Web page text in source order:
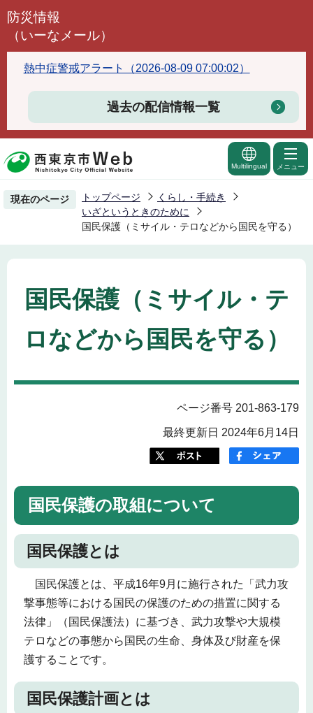
こ
頭
で
防災情報
（いーなメール）
熱中症警戒アラート（2026-08-09 07:00:02）
過去の配信情報一覧
Multilingual メニュー
現在のページ トップページ
くらし・手続き
いざというときのために
国民保護（ミサイル・テロなどから国民を守る）
国民保護（ミサイル・テ
ロなどから国民を守る）
ページ番号 201-863-179
最終更新日 2024年6月14日
国民保護の取組について
国民保護とは
国民保護とは、平成16年9月に施行された「武力攻
撃事態等における国民の保護のための措置に関する
法律」（国民保護法）に基づき、武力攻撃や大規模
テロなどの事態から国民の生命、身体及び財産を保
護することです。
国民保護計画とは